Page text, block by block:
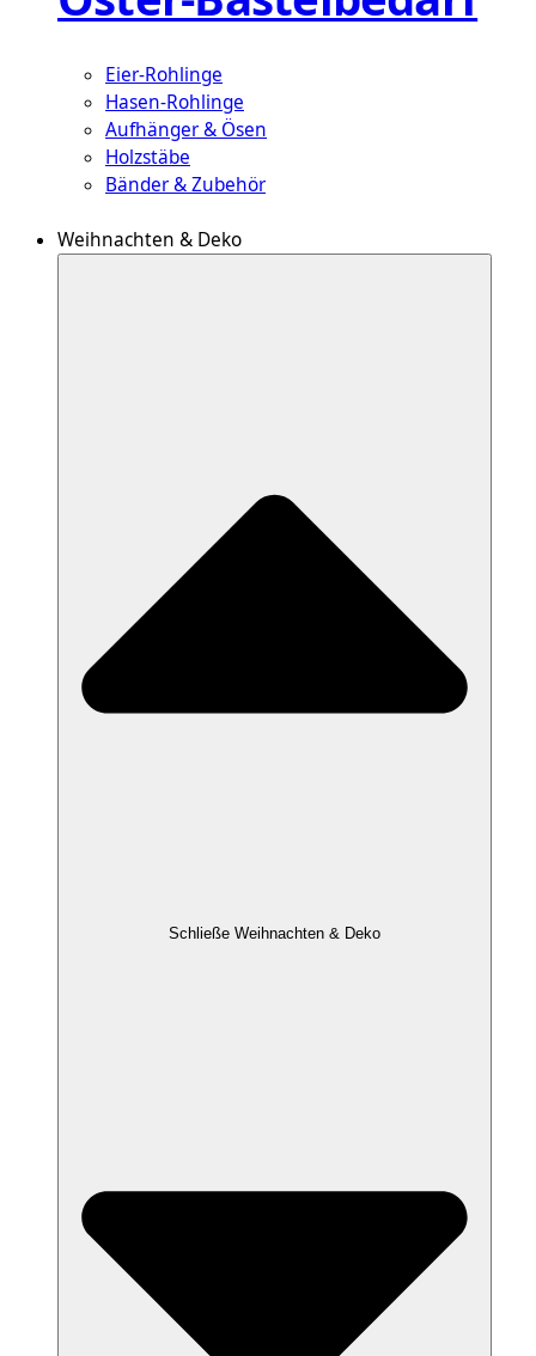
Eier-Rohlinge
Hasen-Rohlinge
Aufhänger & Ösen
Holzstäbe
Bänder & Zubehör
Weihnachten & Deko
Schließe Weihnachten & Deko